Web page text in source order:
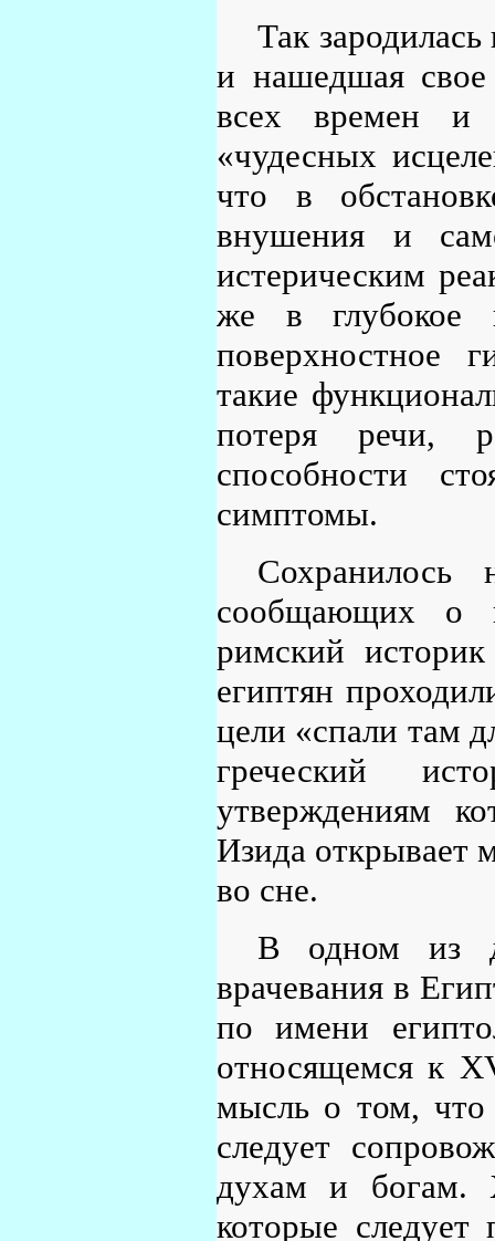
Так
и нашедшая свое
всех времен и
«чудесных
что в
внушения и
истерическим
же в глубокое
поверхностное
такие
потеря речи,
способности
симптомы.
Сохранилось
сообщающих о
римский
египтян
цели «спали там
греческий
утверждениям
Изида открывает
во сне.
В одном из
врачевания в
по имени
относящемся к
мысль о том, что
следует
духам и богам.
которые следует